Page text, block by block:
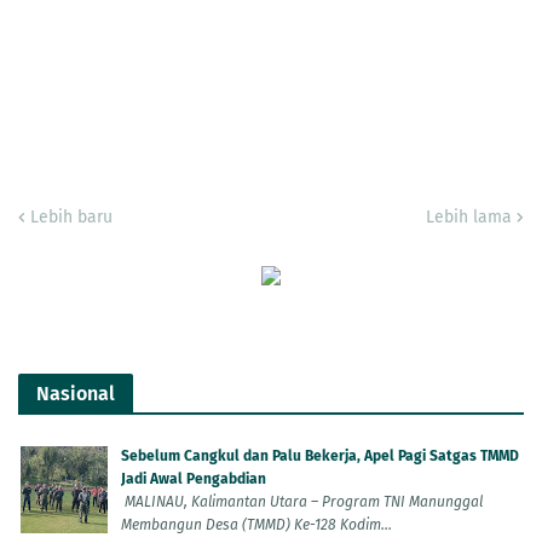
Lebih baru Lebih lama
Nasional
Sebelum Cangkul dan Palu Bekerja, Apel Pagi Satgas TMMD
Jadi Awal Pengabdian
MALINAU, Kalimantan Utara – Program TNI Manunggal
Membangun Desa (TMMD) Ke-128 Kodim...